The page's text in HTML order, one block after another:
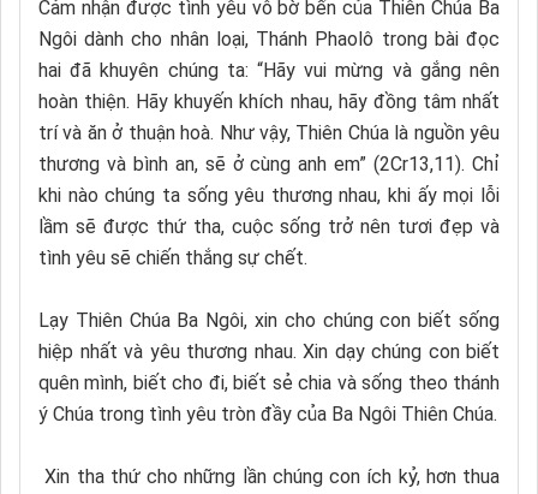
Cảm nhận được tình yêu vô bờ bến của Thiên Chúa Ba
Ngôi dành cho nhân loại, Thánh Phaolô trong bài đọc
hai đã khuyên chúng ta: “Hãy vui mừng và gắng nên
hoàn thiện. Hãy khuyến khích nhau, hãy đồng tâm nhất
trí và ăn ở thuận hoà. Như vậy, Thiên Chúa là nguồn yêu
thương và bình an, sẽ ở cùng anh em” (2Cr13,11). Chỉ
khi nào chúng ta sống yêu thương nhau, khi ấy mọi lỗi
lầm sẽ được thứ tha, cuộc sống trở nên tươi đẹp và
tình yêu sẽ chiến thắng sự chết.
Lạy Thiên Chúa Ba Ngôi, xin cho chúng con biết sống
hiệp nhất và yêu thương nhau. Xin dạy chúng con biết
quên mình, biết cho đi, biết sẻ chia và sống theo thánh
ý Chúa trong tình yêu tròn đầy của Ba Ngôi Thiên Chúa.
Xin tha thứ cho những lần chúng con ích kỷ, hơn thua